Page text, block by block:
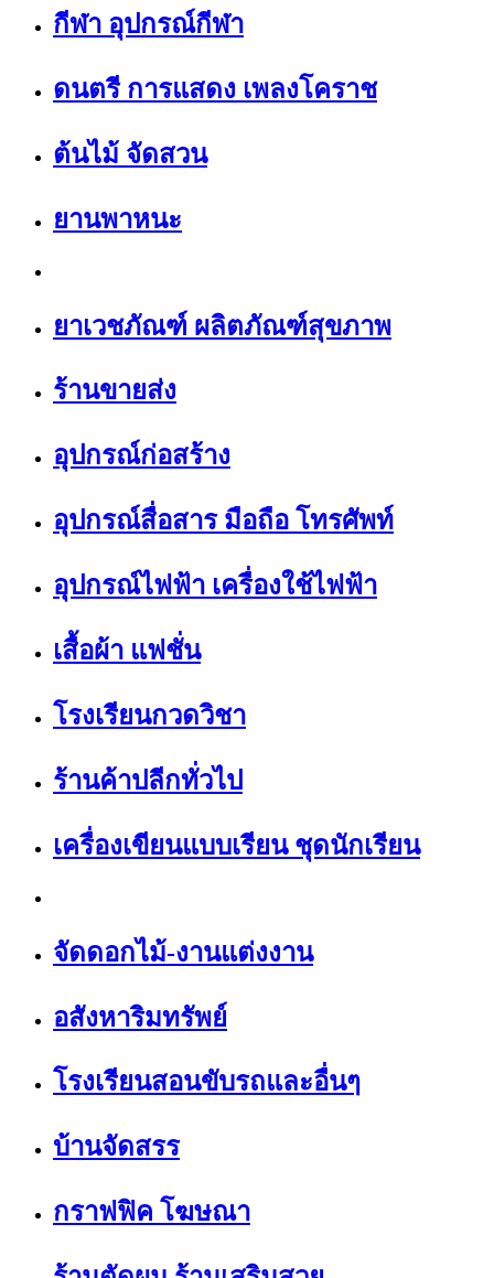
กีฬา อุปกรณ์กีฬา
ดนตรี การแสดง เพลงโคราช
ต้นไม้ จัดสวน
ยานพาหนะ
ยาเวชภัณฑ์ ผลิตภัณฑ์สุขภาพ
ร้านขายส่ง
อุปกรณ์ก่อสร้าง
อุปกรณ์สื่อสาร มือถือ โทรศัพท์
อุปกรณ์ไฟฟ้า เครื่องใช้ไฟฟ้า
เสื้อผ้า แฟชั่น
โรงเรียนกวดวิชา
ร้านค้าปลีกทั่วไป
เครื่องเขียนแบบเรียน ชุดนักเรียน
จัดดอกไม้-งานแต่งงาน
อสังหาริมทรัพย์
โรงเรียนสอนขับรถและอื่นๆ
บ้านจัดสรร
กราฟฟิค โฆษณา